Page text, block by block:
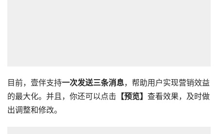
目前，壹伴支持一次发送三条消息，帮助用户实现营销效益
的最大化。并且，你还可以点击 【预览】 查看效果，及时做
出调整和修改。